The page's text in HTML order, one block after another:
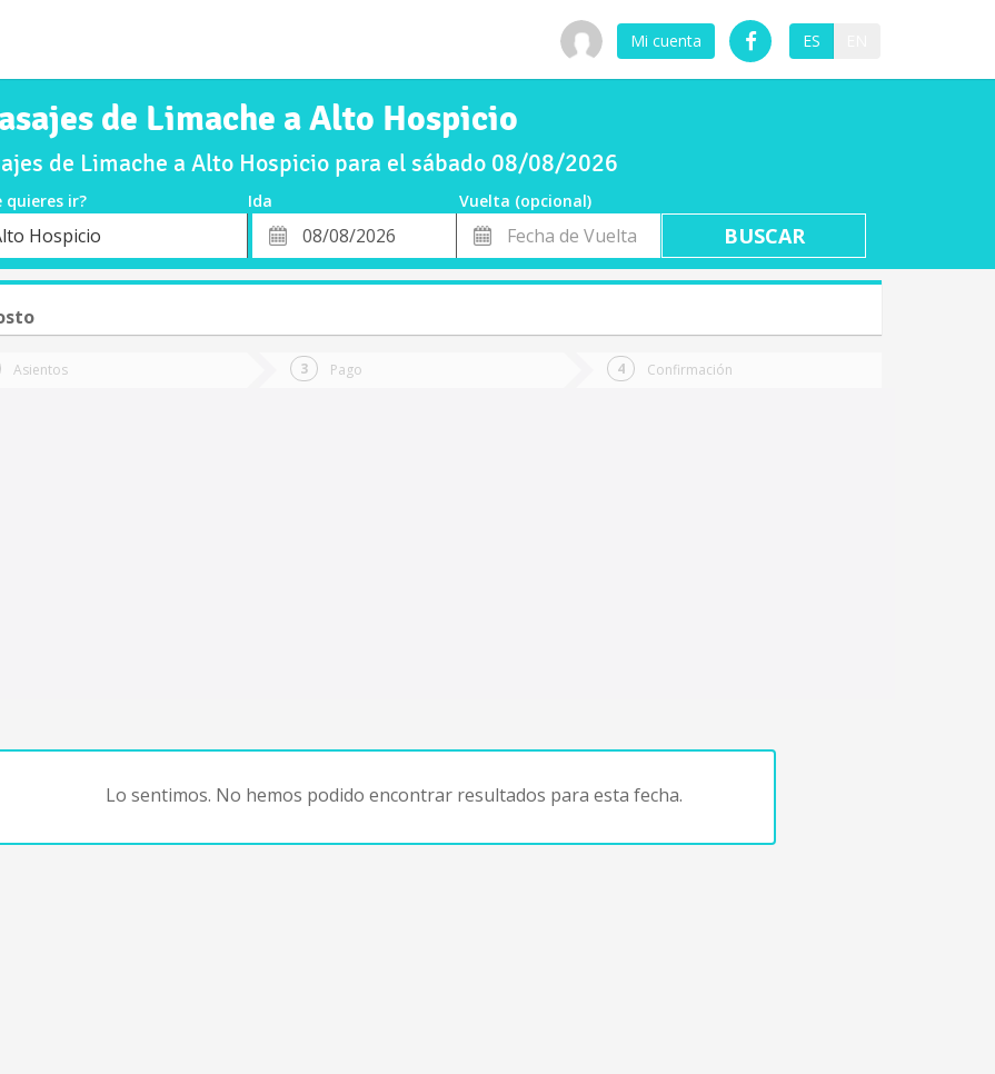
Mi cuenta ES
de Limache a Alto Hospicio
de Limache a Alto Hospicio para el sábado 08/08/2026
quieres ir? Ida
Vuelta (opcional)
Hospicio
Fecha
de
Fecha
de
Vuelta
Asientos Pago Confirmación
Lo sentimos. No hemos podido encontrar resultados para esta fecha.